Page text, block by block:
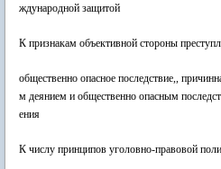
ждународной защитой
К признакам объективной стороны
общественно опасное последствие,,
м деянием и общественно опасным
ения
К числу принципов уголовно-правовой